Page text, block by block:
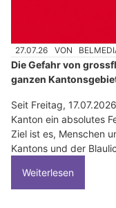
27.07.26 VON
Die Gefahr von
ganzen
Seit Freitag,
Kanton ein absolutes
Ziel ist es, Menschen
Kantons und der
Weiterlesen